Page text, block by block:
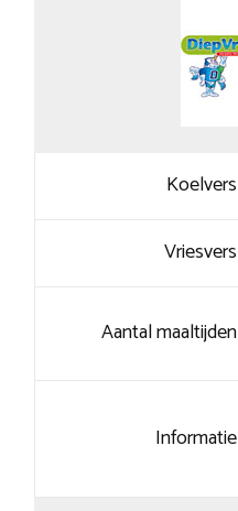
Koelvers
Vriesvers
Aantal maaltijden
Informatie